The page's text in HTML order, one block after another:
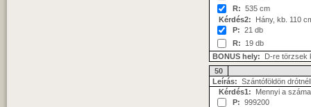
R: 535 cm
Kérdés2: Hány, kb. 110
P: 21 db
R: 19 db
BONUS hely: D-re törzsek
50
Leírás: Szántóföldön
Kérdés1: Mennyi a
P: 999200